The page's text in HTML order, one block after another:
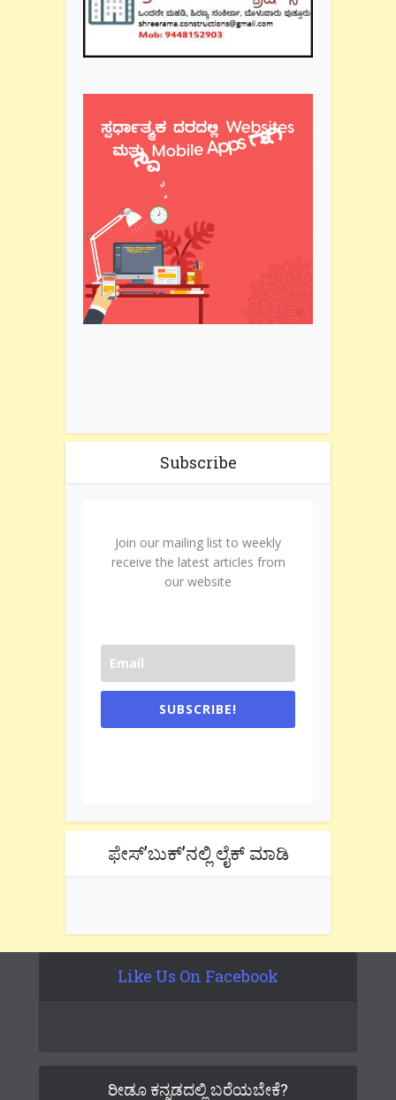
Subscribe
Join our mailing list to weekly
receive the latest articles from
our website
SUBSCRIBE!
ಫೇಸ್’ಬುಕ್’ನಲ್ಲಿ ಲೈಕ್ ಮಾಡಿ
Like Us On Facebook
ರೀಡೂ ಕನ್ನಡದಲ್ಲಿ ಬರೆಯಬೇಕೆ?